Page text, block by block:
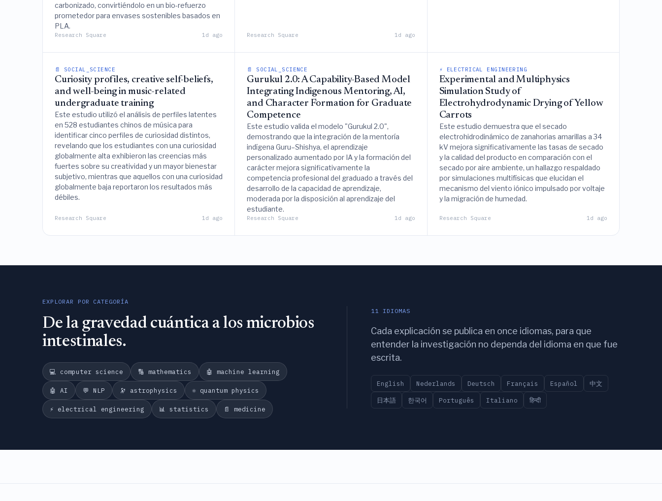
carbonizado, convirtiéndolo en un bio-refuerzo
prometedor para envases sostenibles basados en
PLA.
Research Square 1d ago Research Square 1d ago
📄 SOCIAL_SCIENCE
Curiosity profiles, creative self-beliefs,
and well-being in music-related
undergraduate training
Este estudio utilizó el análisis de perfiles latentes
en 528 estudiantes chinos de música para
identificar cinco perfiles de curiosidad distintos,
revelando que los estudiantes con una curiosidad
globalmente alta exhibieron las creencias más
fuertes sobre su creatividad y un mayor bienestar
subjetivo, mientras que aquellos con una curiosidad
globalmente baja reportaron los resultados más
débiles.
Research Square 1d ago
📄 SOCIAL_SCIENCE
Gurukul 2.0: A Capability-Based Model
Integrating Indigenous Mentoring, AI,
and Character Formation for Graduate
Competence
Este estudio valida el modelo "Gurukul 2.0",
demostrando que la integración de la mentoría
indígena Guru–Shishya, el aprendizaje
personalizado aumentado por IA y la formación del
carácter mejora significativamente la
competencia profesional del graduado a través del
desarrollo de la capacidad de aprendizaje,
moderada por la disposición al aprendizaje del
estudiante.
Research Square 1d ago
⚡ ELECTRICAL ENGINEERING
Experimental and Multiphysics
Simulation Study of
Electrohydrodynamic Drying of Yellow
Carrots
Este estudio demuestra que el secado
electrohidrodinámico de zanahorias amarillas a 34
kV mejora significativamente las tasas de secado
y la calidad del producto en comparación con el
secado por aire ambiente, un hallazgo respaldado
por simulaciones multifísicas que elucidan el
mecanismo del viento iónico impulsado por voltaje
y la migración de humedad.
Research Square 1d ago
EXPLORAR POR CATEGORÍA
De la gravedad cuántica a los microbios
intestinales.
💻 computer science 🔢 mathematics 🤖 machine learning
🤖 AI 💬 NLP 🔭 astrophysics ⚛️ quantum physics
⚡ electrical engineering 📊 statistics 📄 medicine
11 IDIOMAS
Cada explicación se publica en once idiomas, para que
entender la investigación no dependa del idioma en que fue
escrita.
English Nederlands Deutsch Français Español 中文
日本語 한국어 Português Italiano हिन्दी